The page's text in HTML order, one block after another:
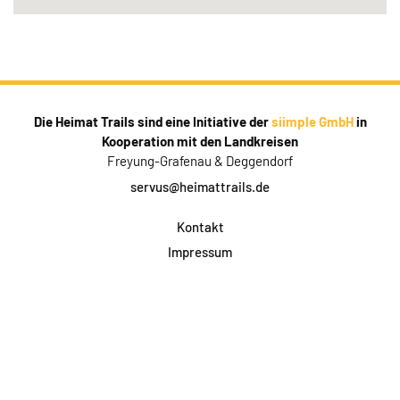
Die Heimat Trails sind eine Initiative dersiimple GmbHin
Kooperation mit den Landkreisen
Freyung-Grafenau & Deggendorf
servus@heimattrails.de
Kontakt
Impressum